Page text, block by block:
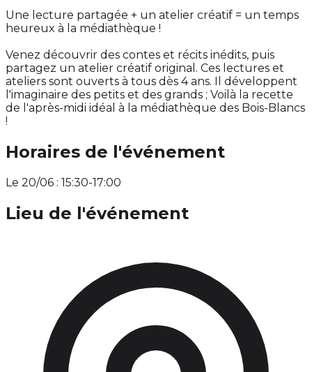
Une lecture partagée + un atelier créatif = un temps
heureux à la médiathèque !
Venez découvrir des contes et récits inédits, puis
partagez un atelier créatif original. Ces lectures et
ateliers sont ouverts à tous dès 4 ans. Il développent
l'imaginaire des petits et des grands ; Voilà la recette
de l'après-midi idéal à la médiathèque des Bois-Blancs
!
Horaires de l'événement
Le 20/06 : 15:30-17:00
Lieu de l'événement